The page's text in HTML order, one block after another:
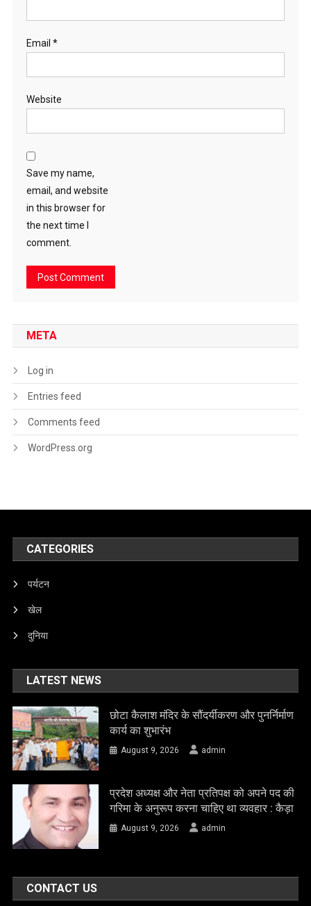
Email *
Website
Save my name,
email, and website
in this browser for
the next time I
comment.
META
Log in
Entries feed
Comments feed
WordPress.org
CATEGORIES
पर्यटन
खेल
दुनिया
LATEST NEWS
छोटा कैलाश मंदिर के सौंदर्यीकरण और पुनर्निर्माण
कार्य का शुभारंभ
August 9, 2026 admin
प्रदेश अध्यक्ष और नेता प्रतिपक्ष को अपने पद की
गरिमा के अनुरूप करना चाहिए था व्यवहार : कैड़ा
August 9, 2026 admin
CONTACT US